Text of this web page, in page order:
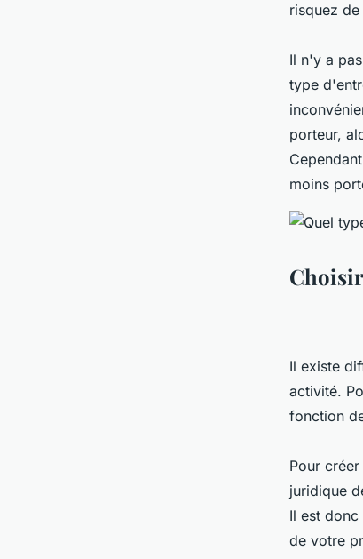
risquez
Il n'y a
type
porteur,
moins
Il existe
activité.
fonction
Pour
juridique
Il est
de votre